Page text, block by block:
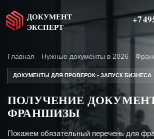
ДОКУМЕНТ
ЭКСПЕРТ
+7
Главная Нужные документы в 2026
ДОКУМЕНТЫ ДЛЯ ПРОВЕРОК • ЗАПУСК БИЗНЕСА
ПОЛУЧЕНИЕ
ФРАНШИЗЫ
Покажем обязательный перечень для